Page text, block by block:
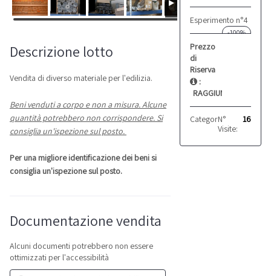
Esperimento n°4
-100%
Prezzo
di
Riserva
:
RAGGIUNTO
Categoria: Elementi
N°
Visite:
16
Descrizione lotto
Vendita di diverso materiale per l'edilizia.
Beni venduti a corpo e non a misura. Alcune
quantità potrebbero non corrispondere. Si
consiglia un'ispezione sul posto.
Per una migliore identificazione dei beni si
consiglia un'ispezione sul posto.
Documentazione vendita
Alcuni documenti potrebbero non essere
ottimizzati per l'accessibilità